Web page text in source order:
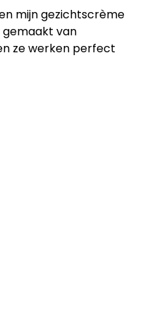
mijn gezichtscrème
gemaakt van
ze werken perfect